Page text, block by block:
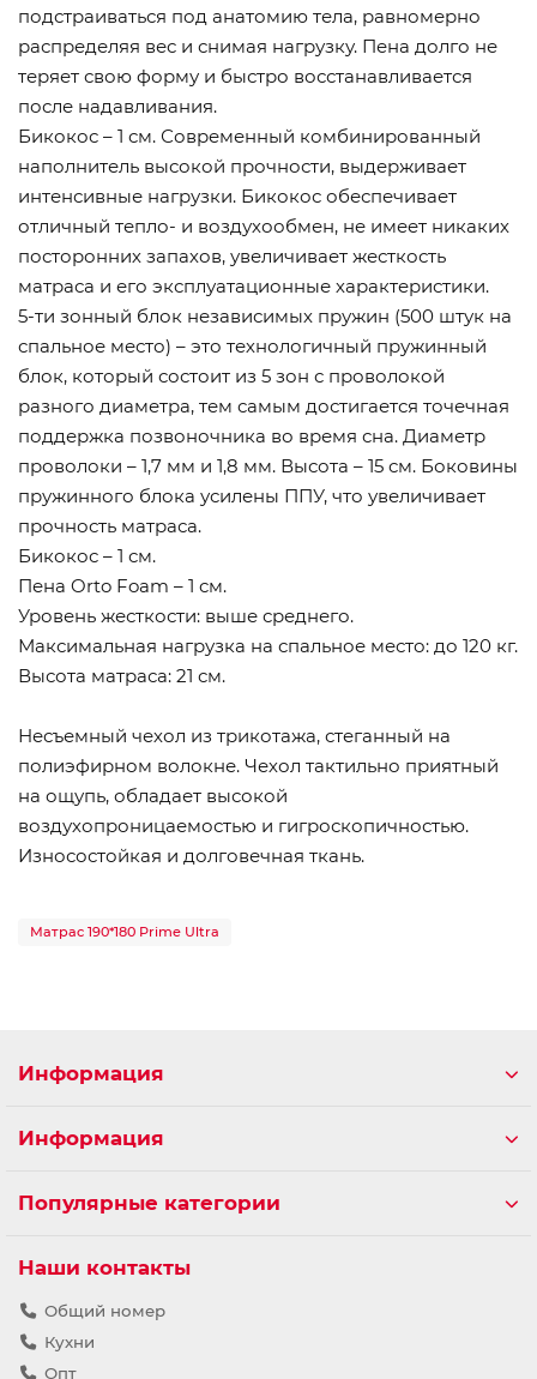
подстраиваться под анатомию тела, равномерно
распределяя вес и снимая нагрузку. Пена долго не
теряет свою форму и быстро восстанавливается
после надавливания.
Бикокос – 1 см. Современный комбинированный
наполнитель высокой прочности, выдерживает
интенсивные нагрузки. Бикокос обеспечивает
отличный тепло- и воздухообмен, не имеет никаких
посторонних запахов, увеличивает жесткость
матраса и его эксплуатационные характеристики.
5-ти зонный блок независимых пружин (500 штук на
спальное место) – это технологичный пружинный
блок, который состоит из 5 зон с проволокой
разного диаметра, тем самым достигается точечная
поддержка позвоночника во время сна. Диаметр
проволоки – 1,7 мм и 1,8 мм. Высота – 15 см. Боковины
пружинного блока усилены ППУ, что увеличивает
прочность матраса.
Бикокос – 1 см.
Пена Orto Foam – 1 см.
Уровень жесткости: выше среднего.
Максимальная нагрузка на спальное место: до 120 кг.
Высота матраса: 21 см.
Несъемный чехол из трикотажа, стеганный на
полиэфирном волокне. Чехол тактильно приятный
на ощупь, обладает высокой
воздухопроницаемостью и гигроскопичностью.
Износостойкая и долговечная ткань.
Матрас 190*180 Prime Ultra
Информация
Информация
Популярные категории
Наши контакты
Общий номер
Кухни
Опт